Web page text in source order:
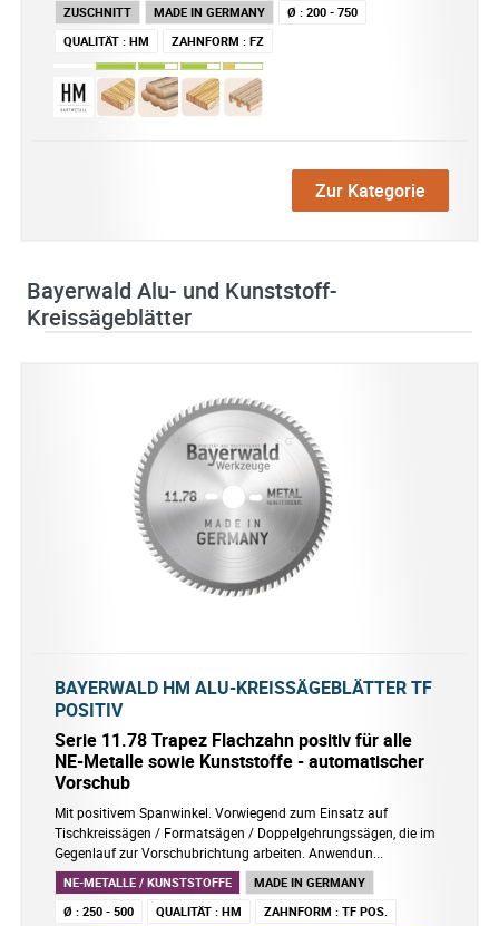
ZUSCHNITT MADE IN GERMANY Ø : 200 - 750
QUALITÄT : HM ZAHNFORM : FZ
Zur Kategorie
Bayerwald Alu- und Kunststoff-
Kreissägeblätter
BAYERWALD HM ALU-KREISSÄGEBLÄTTER TF
POSITIV
Serie 11.78 Trapez Flachzahn positiv für alle
NE-Metalle sowie Kunststoffe - automatischer
Vorschub
Mit positivem Spanwinkel. Vorwiegend zum Einsatz auf
Tischkreissägen / Formatsägen / Doppelgehrungssägen, die im
Gegenlauf zur Vorschubrichtung arbeiten. Anwendun...
NE-METALLE / KUNSTSTOFFE
MADE IN GERMANY
Ø : 250 - 500 QUALITÄT : HM ZAHNFORM : TF POS.